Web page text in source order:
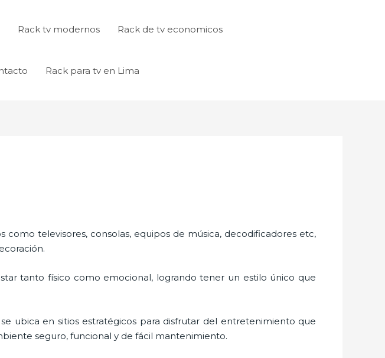
Rack tv modernos Rack de tv economicos
Rack para tv en Lima
televisores, consolas, equipos de música, decodificadores etc,
tanto físico como emocional, logrando tener un estilo único que
ubica en sitios estratégicos para disfrutar del entretenimiento que
seguro, funcional y de fácil mantenimiento.